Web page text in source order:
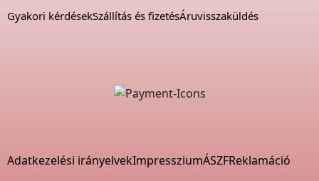
Gyakori kérdésekSzállítás és fizetésÁruvisszaküldés
Adatkezelési irányelvekImpressziumÁSZFReklamáció